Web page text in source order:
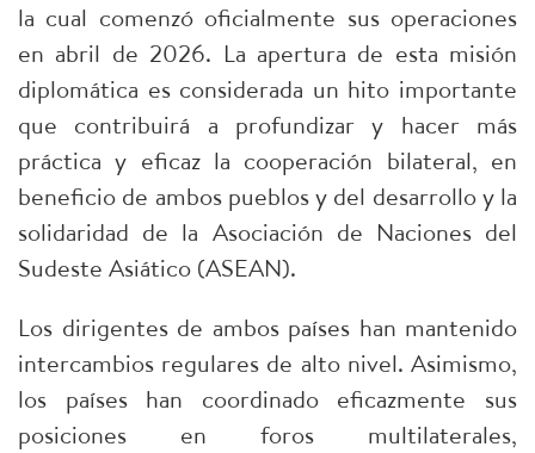
la cual comenzó oficialmente sus operaciones
en abril de 2026. La apertura de esta misión
diplomática es considerada un hito importante
que contribuirá a profundizar y hacer más
práctica y eficaz la cooperación bilateral, en
beneficio de ambos pueblos y del desarrollo y la
solidaridad de la Asociación de Naciones del
Sudeste Asiático (ASEAN).
Los dirigentes de ambos países han mantenido
intercambios regulares de alto nivel. Asimismo,
los países han coordinado eficazmente sus
posiciones en foros multilaterales,